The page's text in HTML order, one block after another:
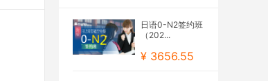
日语0-N2签约班
（202...
¥ 3656.55